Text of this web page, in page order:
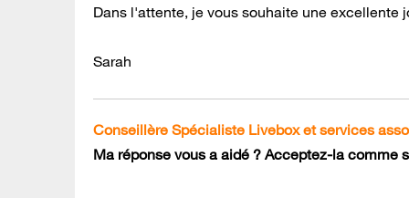
Dans l'attente, je vous souhaite une excellente
Sarah
Conseillère Spécialiste Livebox et services
Ma réponse vous a aidé ? Acceptez-la comme